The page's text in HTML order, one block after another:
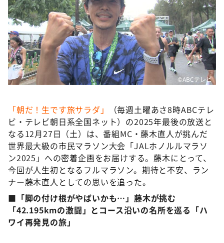
本日はダイアンなり！シーズン２
朝だ！生です旅サラダ
教えて！ニュースライブ 正義のミカタ
ＬＩＦＥ～夢のカタチ～
新婚さんいらっしゃい！
ザキ山小屋本館
ぺこぱのまるスポ
アナ回覧板
©ABCテレビ
「朝だ！生です旅サラダ」
（毎週土曜あさ8時ABCテレ
ビ・テレビ朝日系全国ネット）の2025年最後の放送と
なる12月27日（土）は、番組MC・藤木直人が挑んだ
世界最大級の市民マラソン大会「JALホノルルマラソ
ン2025」への密着企画をお届けする。藤木にとって、
今回が人生初となるフルマラソン。期待と不安、ラン
ナー藤木直人としての思いを追った。
■「脚の付け根がやばいかも…」藤木が挑む
「42.195kmの激闘」とコース沿いの名所を巡る「ハ
ワイ再発見の旅」